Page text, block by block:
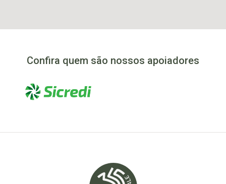
Confira quem são nossos apoiadores